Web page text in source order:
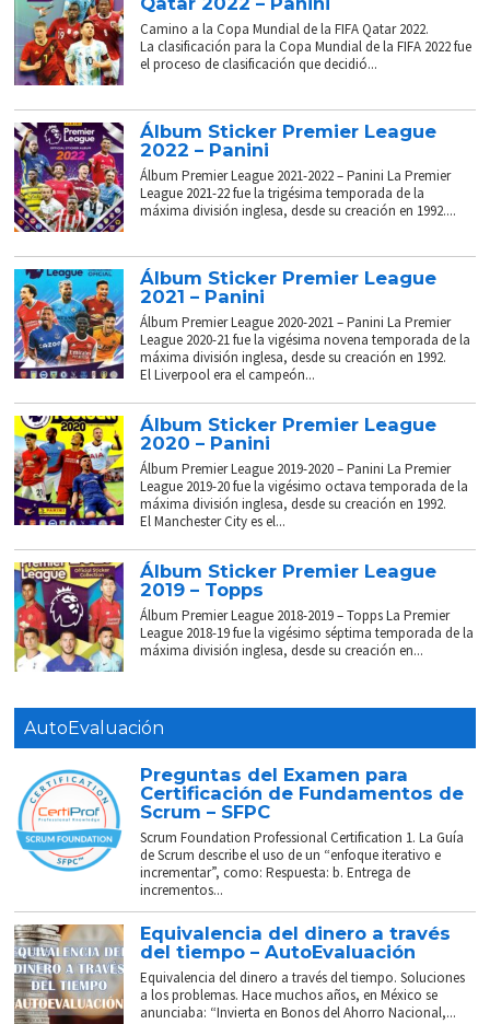
Camino a la Copa Mundial de la FIFA Qatar 2022.
La clasificación para la Copa Mundial de la FIFA 2022 fue
el proceso de clasificación que decidió...
Álbum Sticker Premier League
2022 – Panini
Álbum Premier League 2021-2022 – Panini La Premier
League 2021-22 fue la trigésima temporada de la
máxima división inglesa, desde su creación en 1992....
Álbum Sticker Premier League
2021 – Panini
Álbum Premier League 2020-2021 – Panini La Premier
League 2020-21 fue la vigésima novena temporada de la
máxima división inglesa, desde su creación en 1992.
El Liverpool era el campeón...
Álbum Sticker Premier League
2020 – Panini
Álbum Premier League 2019-2020 – Panini La Premier
League 2019-20 fue la vigésimo octava temporada de la
máxima división inglesa, desde su creación en 1992.
El Manchester City es el...
Álbum Sticker Premier League
2019 – Topps
Álbum Premier League 2018-2019 – Topps La Premier
League 2018-19 fue la vigésimo séptima temporada de la
máxima división inglesa, desde su creación en...
AutoEvaluación
Preguntas del Examen para
Certificación de Fundamentos de
Scrum – SFPC
Scrum Foundation Professional Certification 1. La Guía
de Scrum describe el uso de un “enfoque iterativo e
incrementar”, como: Respuesta: b. Entrega de
incrementos...
Equivalencia del dinero a través
del tiempo – AutoEvaluación
Equivalencia del dinero a través del tiempo. Soluciones
a los problemas. Hace muchos años, en México se
anunciaba: “Invierta en Bonos del Ahorro Nacional,...